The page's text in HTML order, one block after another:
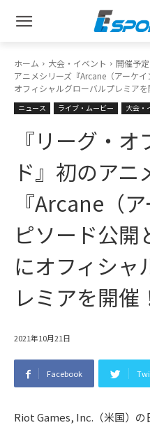
ホーム 大会・イベント 開催予定
アニメシリーズ『Arcane（アーケ
オフィシャルグローバルプレミアを
ニュース ライブ・ムービー 大会・
『リーグ・
ド』初のアニ
『Arcane（
ピソード公開
にオフィシャ
レミアを開催
2021年10月21日
Facebook
Riot Games, Inc.（米国）